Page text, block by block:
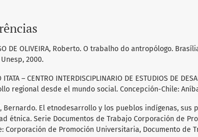
DE OLIVEIRA, Roberto. O trabalho do antropólogo.
2000.
ITATA – CENTRO INTERDISCIPLINARIO DE ESTUDIOS DE
regional desde el mundo social. Concepción-Chile:
Bernardo. El etnodesarrollo y los pueblos indígenas, sus
étnica. Serie Documentos de Trabajo Corporación de
Corporación de Promoción Universitaria, Documento de